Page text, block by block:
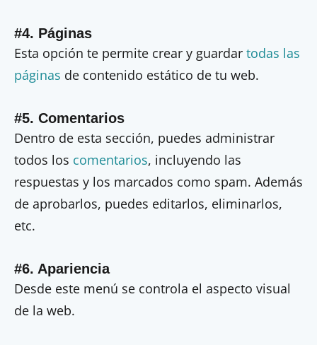
#4. Páginas
Esta opción te permite crear y guardar todas las
páginas de contenido estático de tu web.
#5. Comentarios
Dentro de esta sección, puedes administrar
todos los comentarios, incluyendo las
respuestas y los marcados como spam. Además
de aprobarlos, puedes editarlos, eliminarlos,
etc.
#6. Apariencia
Desde este menú se controla el aspecto visual
de la web.